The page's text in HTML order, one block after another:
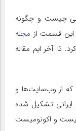
چیست و چگونه
قسمت از مجله
تا آخر ایم مقاله
که از وب‌سایت‌ها و
تشکیل شده
و اکونومیست